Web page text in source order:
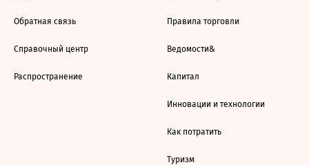
Обратная связь
Справочный центр
Распространение
Правила торговли
Ведомости&
Капитал
Инновации и технологии
Как потратить
Туризм